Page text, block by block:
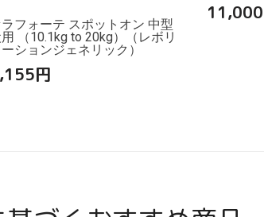
フォーテ スポットオン 中型
（10.1kg to 20kg）（レボリ
ーションジェネリック）
円
11,000